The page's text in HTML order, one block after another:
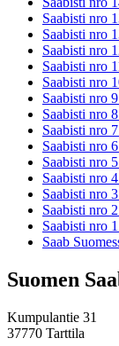
Saabisti nro
Saabisti nro
Saabisti nro
Saabisti nro
Saabisti nro
Saabisti nro
Saabisti nro
Saabisti nro
Saabisti nro
Saabisti nro
Saabisti nro
Saabisti nro
Saabisti nro
Saabisti nro
Saab
Suomen
Kumpulantie 31
37770 Tarttila